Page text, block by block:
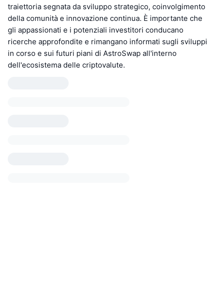
traiettoria segnata da sviluppo strategico, coinvolgimento
della comunità e innovazione continua. È importante che
gli appassionati e i potenziali investitori conducano
ricerche approfondite e rimangano informati sugli sviluppi
in corso e sui futuri piani di AstroSwap all'interno
dell'ecosistema delle criptovalute.